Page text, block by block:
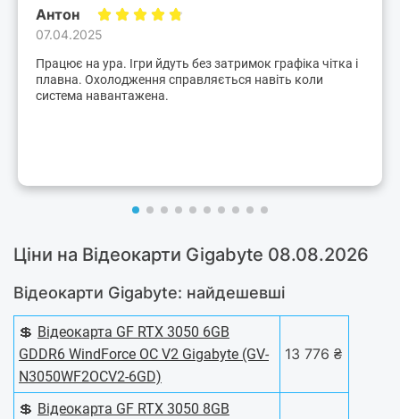
Антон
07.04.2025
Працює на ура. Ігри йдуть без затримок графіка чітка і
плавна. Охолодження справляється навіть коли
система навантажена.
Ціни на Відеокарти Gigabyte 08.08.2026
Відеокарти Gigabyte: найдешевші
💲 Відеокарта GF RTX 3050 6GB
GDDR6 WindForce OC V2 Gigabyte (GV-
N3050WF2OCV2-6GD)
13 776 ₴
💲 Відеокарта GF RTX 3050 8GB